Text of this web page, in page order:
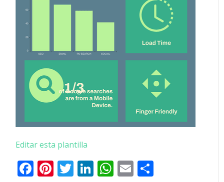
Editar esta plantilla
Facebook
Pinterest
Twitter
LinkedIn
WhatsApp
Email